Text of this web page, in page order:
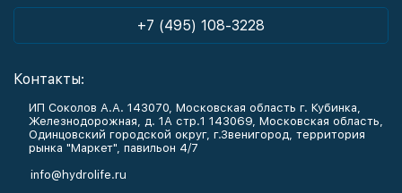
+7 (495) 108-3228
Контакты:
ИП Соколов А.А. 143070, Московская область г. Кубинка,
Железнодорожная, д. 1А стр.1 143069, Московская область,
Одинцовский городской округ, г.Звенигород, территория
рынка "Маркет", павильон 4/7
info@hydrolife.ru